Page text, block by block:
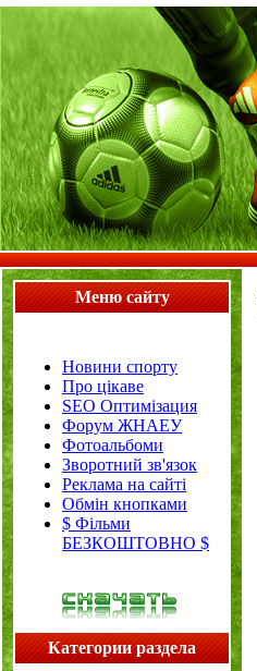
Меню сайту
Новини спорту
Про цікаве
SEO Оптимізация
Форум ЖНАЕУ
Фотоальбоми
Зворотний зв'язок
Реклама на сайті
Обмін кнопками
$ Фільми
БЕЗКОШТОВНО $
Категории раздела